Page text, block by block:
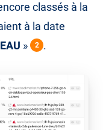
classés à la
à la date
» 2 .